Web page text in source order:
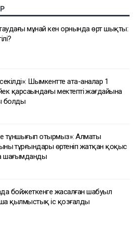
мұнай кен орнында өрт шықты:
Шымкентте ата-аналар 1
қарсаңындағы мектептің жағдайына
болды
тұншығып отырмыз»: Алматы
тұрғындары өртеніп жатқан қоқыс
шағымданды
бойжеткенге жасалған шабуыл
қылмыстық іс қозғалды